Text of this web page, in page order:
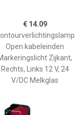
€ 14.09
Open kabeleinden
Zijkant,
Rechts, Links 12 V, 24
V/DC Melkglas